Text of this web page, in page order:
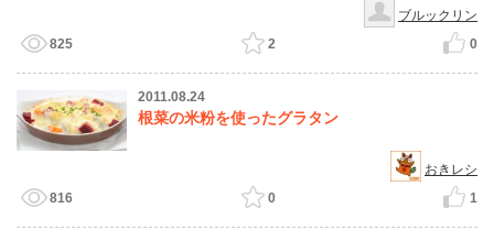
ブルックリン
825
2 0
2011.08.24
根菜の米粉を使ったグラタン
おきレシ
816
0 1